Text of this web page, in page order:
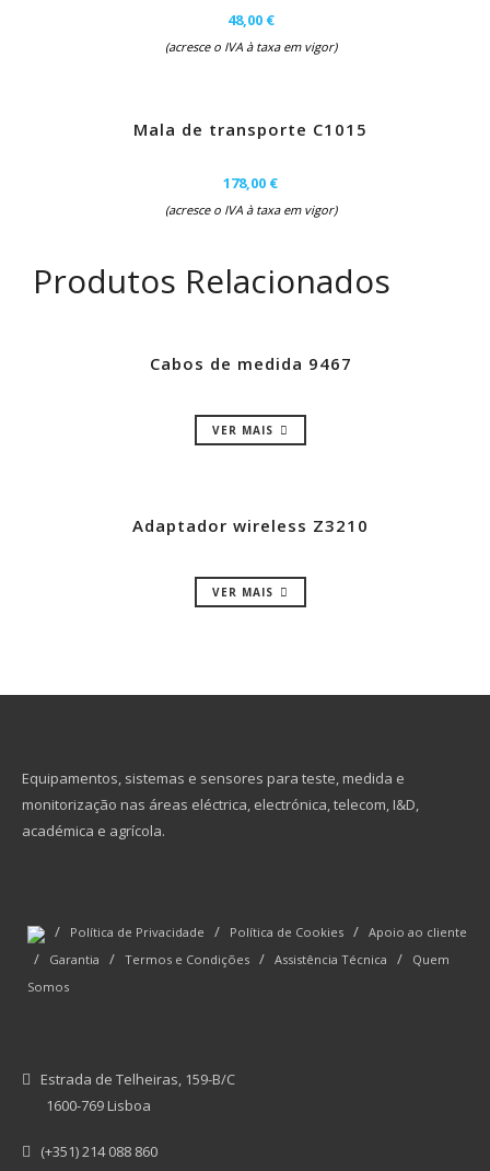
48,00 €
(acresce o IVA à taxa em vigor)
Mala de transporte C1015
178,00 €
(acresce o IVA à taxa em vigor)
Produtos Relacionados
Cabos de medida 9467
VER MAIS
Adaptador wireless Z3210
VER MAIS
Equipamentos, sistemas e sensores para teste, medida e
monitorização nas áreas eléctrica, electrónica, telecom, I&D,
académica e agrícola.
/ Política de Privacidade / Política de Cookies / Apoio ao cliente
/ Garantia / Termos e Condições / Assistência Técnica /
Quem
Somos
Estrada de Telheiras, 159-B/C
1600-769 Lisboa
(+351) 214 088 860